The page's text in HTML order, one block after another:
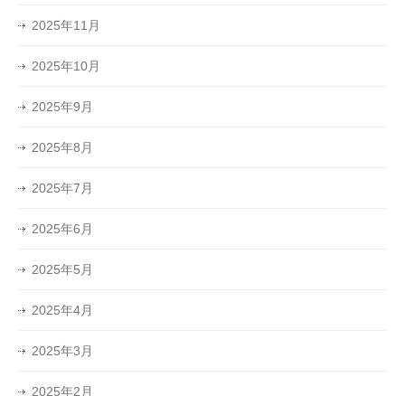
2025年11月
2025年10月
2025年9月
2025年8月
2025年7月
2025年6月
2025年5月
2025年4月
2025年3月
2025年2月